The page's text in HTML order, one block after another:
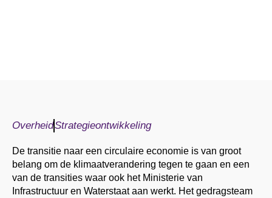
OverheidStrategieontwikkeling
De transitie naar een circulaire economie is van groot
belang om de klimaatverandering tegen te gaan en een
van de transities waar ook het Ministerie van
Infrastructuur en Waterstaat aan werkt. Het gedragsteam